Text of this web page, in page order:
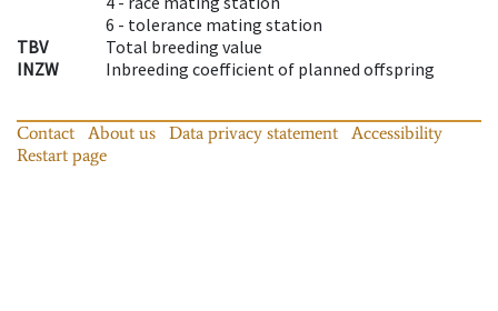
6 - tolerance mating station
TBV
Total breeding value
INZW
Inbreeding coefficient of planned offspring
Contact About us Data privacy statement
Accessibility
Restart page